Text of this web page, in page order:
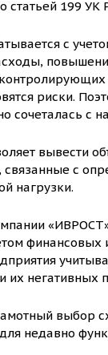
статьей 199 УК
с
риски.
сочеталась с
вывести
с
нагрузки.
финансовых
негативных
выбор
недавно